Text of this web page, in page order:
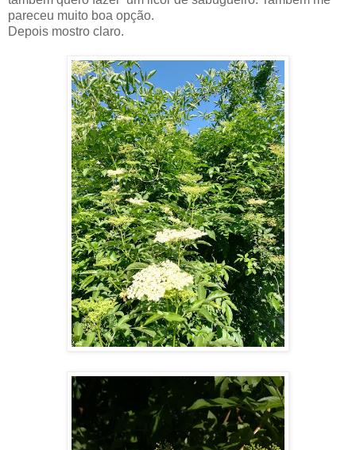
pareceu muito boa opção.
Depois mostro claro.